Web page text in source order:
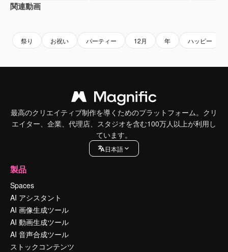
関連動画
祭り お祝い パーティー 12月 年 ハッピー
最高のクリエイティブ制作を導くためのプラットフォーム。クリ
エイター、企業、代理店、スタジオを含む100万人以上が利用し
ています。
日本語
製品
Spaces
AI アシスタント
AI 画像生成ツール
AI 動画生成ツール
AI 音声合成ツール
ストックコンテンツ